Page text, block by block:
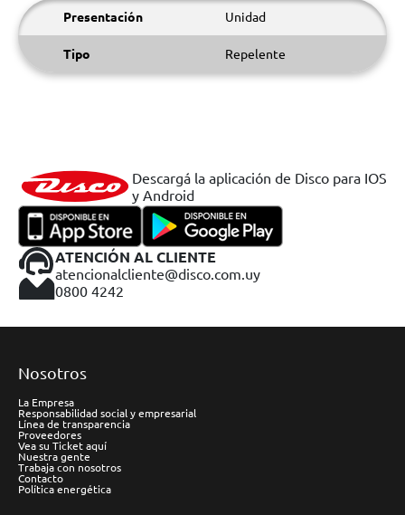
Presentación Unidad
Tipo Repelente
Descargá la aplicación de Disco para IOS
y Android
ATENCIÓN AL CLIENTE
atencionalcliente@disco.com.uy
0800 4242
Nosotros
La Empresa
Responsabilidad social y empresarial
Línea de transparencia
Proveedores
Vea su Ticket aquí
Nuestra gente
Trabaja con nosotros
Contacto
Política energética